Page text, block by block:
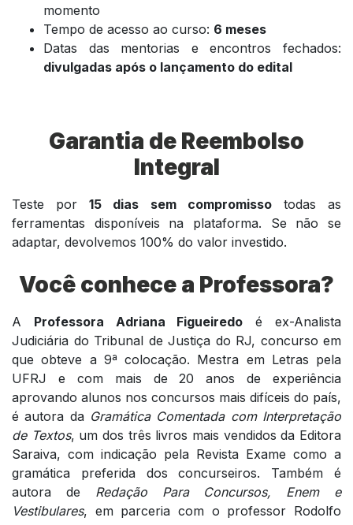
momento
Tempo de acesso ao curso: 6 meses
Datas das mentorias e encontros fechados:
divulgadas após o lançamento do edital
Garantia de Reembolso
Integral
Teste por15 dias sem compromissotodas as
ferramentas disponíveis na plataforma. Se não se
adaptar, devolvemos 100% do valor investido.
Você conhece a Professora?
A Professora Adriana Figueiredo é ex-Analista
Judiciária do Tribunal de Justiça do RJ, concurso em
que obteve a 9ª colocação. Mestra em Letras pela
UFRJ e com mais de 20 anos de experiência
aprovando alunos nos concursos mais difíceis do país,
é autora da Gramática Comentada com Interpretação
de Textos, um dos três livros mais vendidos da Editora
Saraiva, com indicação pela Revista Exame como a
gramática preferida dos concurseiros. Também é
autora de Redação Para Concursos, Enem e
Vestibulares, em parceria com o professor Rodolfo